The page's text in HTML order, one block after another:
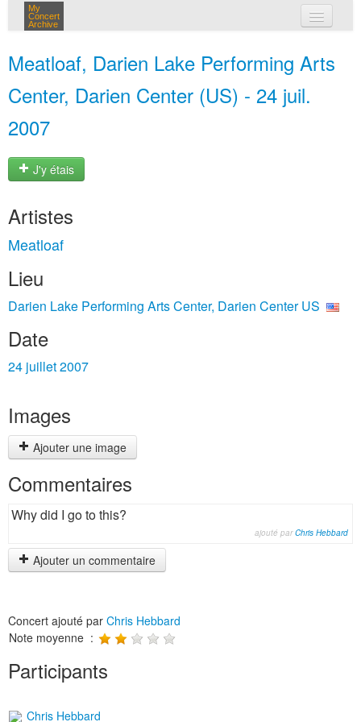
My
Concert
Archive
Meatloaf, Darien Lake Performing Arts
Center, Darien Center (US) - 24 juil.
2007
J'y étais
Artistes
Meatloaf
Lieu
Darien Lake Performing Arts Center, Darien Center US
Date
24 juillet 2007
Images
Ajouter une image
Commentaires
Why did I go to this?
ajouté parChris Hebbard
Ajouter un commentaire
Concert ajouté par Chris Hebbard
Note moyenne :
Participants
Chris Hebbard